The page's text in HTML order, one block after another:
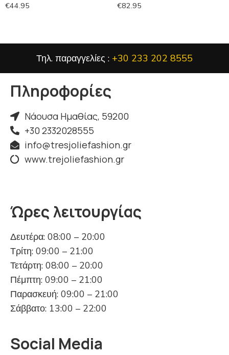
€44.95
€82.95
Τηλ. παραγγελίες : +30 233 202 8555
Πληροφορίες
Νάουσα Ημαθίας, 59200
+30 2332028555
info@tresjoliefashion.gr
www.trejoliefashion.gr
Ώρες λειτουργίας
Δευτέρα: 08:00 – 20:00
Τρίτη: 09:00 – 21:00
Τετάρτη: 08:00 – 20:00
Πέμπτη: 09:00 – 21:00
Παρασκευή: 09:00 – 21:00
Σάββατο: 13:00 – 22:00
Social Media